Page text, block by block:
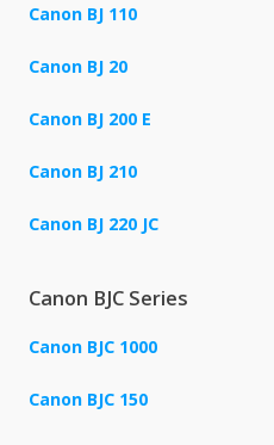
Canon BJ 110
Canon BJ 20
Canon BJ 200 E
Canon BJ 210
Canon BJ 220 JC
Canon BJC Series
Canon BJC 1000
Canon BJC 150